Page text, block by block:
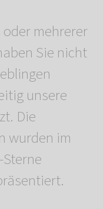
mehrerer
Sie nicht
unsere
Die
wurden im
Sterne